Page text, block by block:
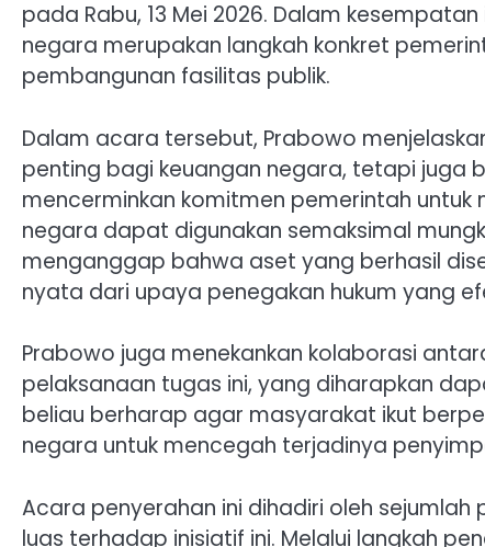
pada Rabu, 13 Mei 2026. Dalam
negara merupakan langkah konkret
pembangunan fasilitas publik.
Dalam acara tersebut, Prabowo
penting bagi keuangan negara, tetapi juga
mencerminkan komitmen pemerintah
negara dapat digunakan semaksimal
menganggap bahwa aset yang berhasil
nyata dari upaya penegakan hukum yang
Prabowo juga menekankan kolaborasi
pelaksanaan tugas ini, yang diharapkan
beliau berharap agar masyarakat ikut
negara untuk mencegah terjadinya
Acara penyerahan ini dihadiri oleh
luas terhadap inisiatif ini. Melalui langkah